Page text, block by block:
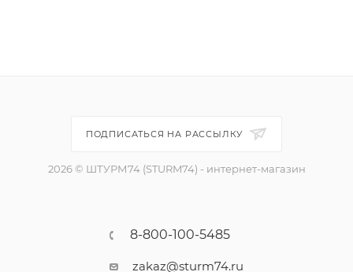
ПОДПИСАТЬСЯ НА РАССЫЛКУ
2026 © ШТУРМ74 (STURM74) - интернет-магазин
8-800-100-5485
zakaz@sturm74.ru